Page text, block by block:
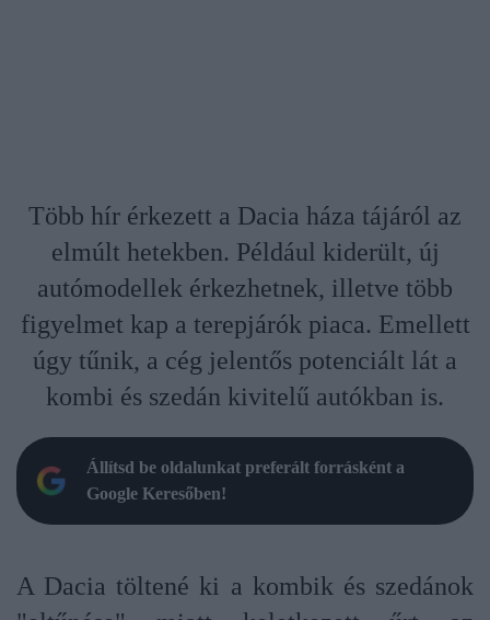
Több hír érkezett a Dacia háza tájáról az
elmúlt hetekben. Például kiderült, új
autómodellek érkezhetnek, illetve több
figyelmet kap a terepjárók piaca. Emellett
úgy tűnik, a cég jelentős potenciált lát a
kombi és szedán kivitelű autókban is.
Állítsd be oldalunkat preferált forrásként a
Google Keresőben!
A Dacia töltené ki a kombik és szedánok